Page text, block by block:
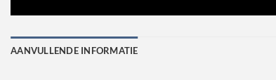
AANVULLENDE INFORMATIE